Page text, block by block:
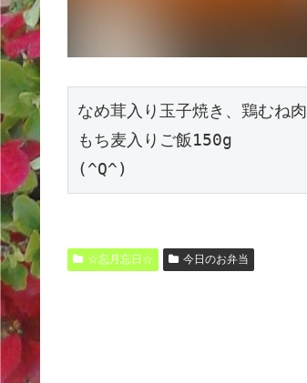
なめ茸入り玉子焼き、鶏むね
もち麦入りご飯150g
(^Q^)
☆忘月忘日☆ 今日のお弁当